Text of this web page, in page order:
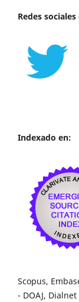
Redes
Indexado en:
Scopus,
- DOAJ, Dialnet